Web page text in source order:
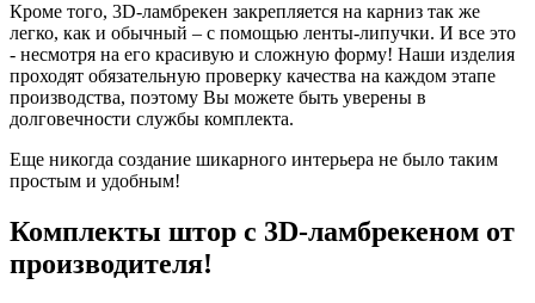
Кроме того, 3D-ламбрекен закрепляется на карниз так же
легко, как и обычный – с помощью ленты-липучки. И все это
- несмотря на его красивую и сложную форму! Наши изделия
проходят обязательную проверку качества на каждом этапе
производства, поэтому Вы можете быть уверены в
долговечности службы комплекта.
Еще никогда создание шикарного интерьера не было таким
простым и удобным!
Комплекты штор с 3D-ламбрекеном от
производителя!